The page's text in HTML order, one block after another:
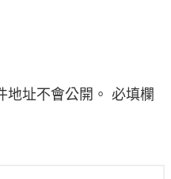
址不會公開。 必填欄